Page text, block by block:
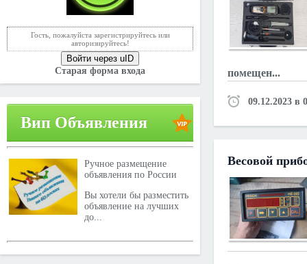
Гость, пожалуйста зарегистрируйтесь или
авторизируйтесь!
Войти через uID
Старая форма входа
Вип Объявления
Ручное размещение
объявления по России
Вы хотели бы разместить
объявление на лучших
до...
помещeн...
09.12.2023 в
Весовой